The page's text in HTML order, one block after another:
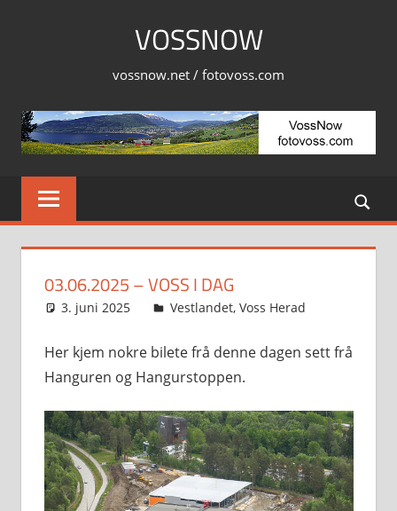
VOSSNOW
vossnow.net / fotovoss.com
03.06.2025 – VOSS I DAG
3. juni 2025 Svein
Vestlandet, Voss Herad
Her kjem nokre bilete frå denne dagen sett frå
Hanguren og Hangurstoppen.